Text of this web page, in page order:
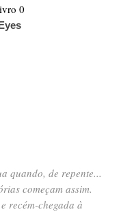
0
quando, de repente...
começam assim.
recém-chegada à